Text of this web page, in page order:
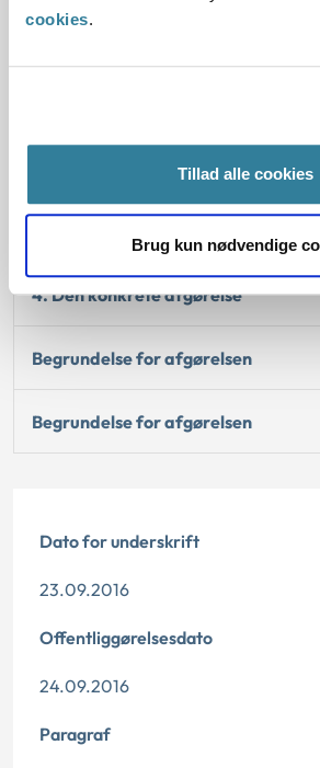
cookies.
Tillad alle cookies
Brug kun nødvendige
1. Baggrund for at behandle
4. Den konkrete afgørelse
Begrundelse for afgørelsen
Begrundelse for afgørelsen
Dato for underskrift
23.09.2016
Offentliggørelsesdato
24.09.2016
Paragraf